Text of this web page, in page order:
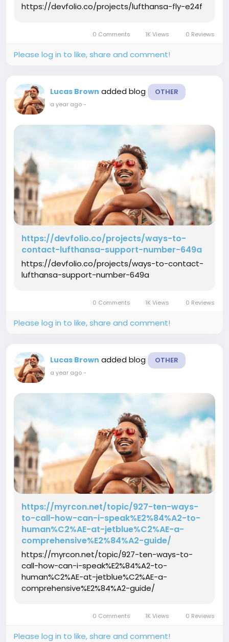
https://devfolio.co/projects/lufthansa-fly-e24f
0 Comments 1K Views 0 Reviews
Please log in to like, share and comment!
Lucas Brown added blog OTHER
a year ago-
https://devfolio.co/projects/ways-to-
contact-lufthansa-support-number-649a
https://devfolio.co/projects/ways-to-contact-
lufthansa-support-number-649a
0 Comments 1K Views 0 Reviews
Please log in to like, share and comment!
Lucas Brown added blog OTHER
a year ago-
https://myrcon.net/topic/927-ten-ways-
to-call-how-can-i-speak%E2%84%A2-to-
human%C2%AE-at-jetblue%C2%AE-a-
comprehensive%E2%84%A2-guide/
https://myrcon.net/topic/927-ten-ways-to-
call-how-can-i-speak%E2%84%A2-to-
human%C2%AE-at-jetblue%C2%AE-a-
comprehensive%E2%84%A2-guide/
0 Comments 1K Views 0 Reviews
Please log in to like, share and comment!